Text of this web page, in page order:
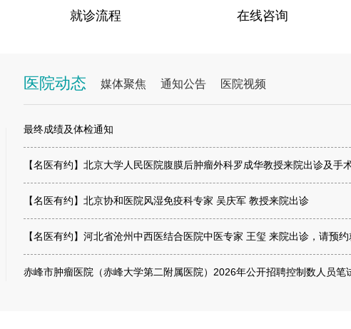
就诊流程 在线咨询
沉浸式研学强素养 立德树人育新… 党建引领送服务 义
医院动态 媒体聚焦 通知公告 医院视频
最终成绩及体检通知
【名医有约】北京大学人民医院腹膜后肿瘤外科罗成华教授来院出诊及手
【名医有约】北京协和医院风湿免疫科专家 吴庆军 教授来院出诊
【名医有约】河北省沧州中西医结合医院中医专家 王玺 来院出诊，请预约
赤峰市肿瘤医院（赤峰大学第二附属医院）2026年公开招聘控制数人员笔